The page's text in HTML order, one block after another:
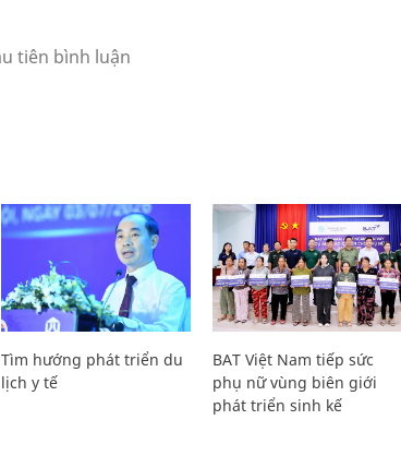
Tìm hướng phát triển du
lịch y tế
BAT Việt Nam tiếp sức
phụ nữ vùng biên giới
phát triển sinh kế